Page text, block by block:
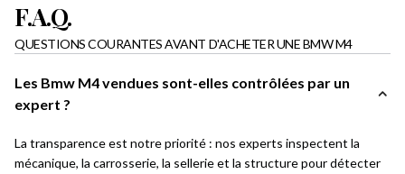
F.A.Q.
QUESTIONS COURANTES AVANT D'ACHETER UNE BMW M4
Les Bmw M4 vendues sont-elles contrôlées par un
expert ?
La transparence est notre priorité : nos experts inspectent la
mécanique, la carrosserie, la sellerie et la structure pour détecter